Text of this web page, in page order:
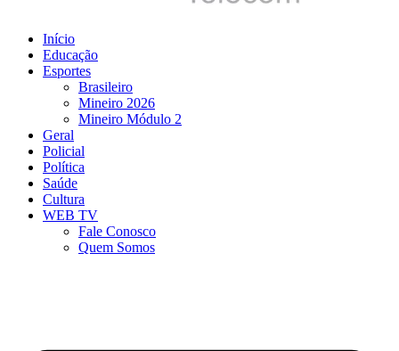
Início
Educação
Esportes
Brasileiro
Mineiro 2026
Mineiro Módulo 2
Geral
Policial
Política
Saúde
Cultura
WEB TV
Fale Conosco
Quem Somos